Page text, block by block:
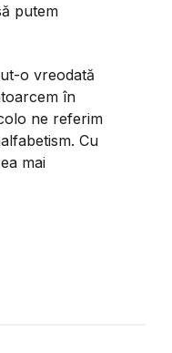
putem
o vreodată
în
ne referim
Cu
mai